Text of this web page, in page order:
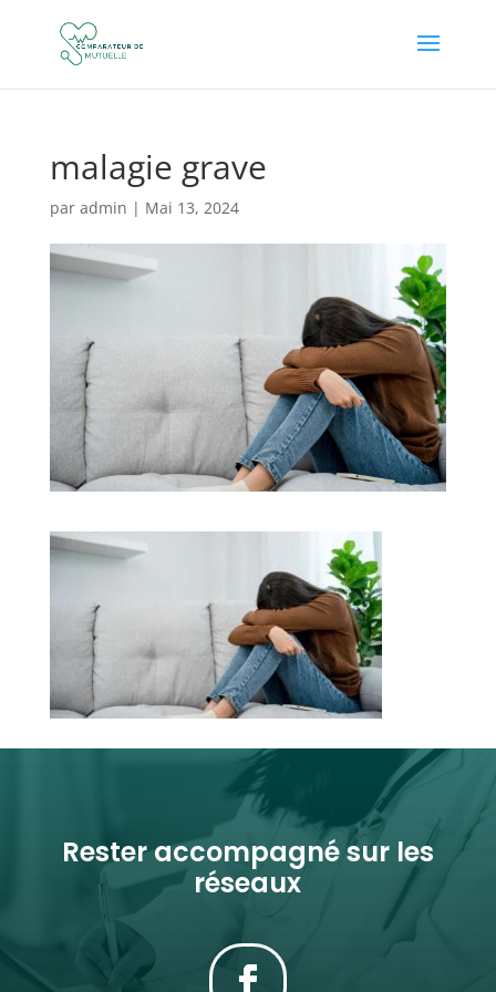
malagie grave
par admin | Mai 13, 2024
Rester accompagné sur les
réseaux